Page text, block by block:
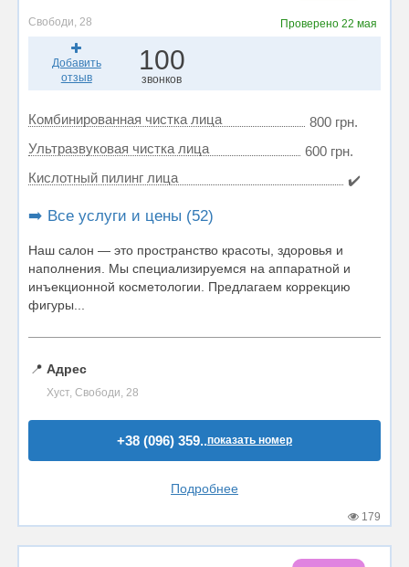
Свободи, 28 Проверено22 мая
Добавить
отзыв
100
звонков
Комбинированная чистка лица
800 грн.
Ультразвуковая чистка лица
600 грн.
Кислотный пилинг лица
✔️
➡️ Все услуги и цены (52)
Наш салон — это пространство красоты, здоровья и
наполнения. Мы специализируемся на аппаратной и
инъекционной косметологии. Предлагаем коррекцию
фигуры...
📍 Адрес
Хуст, Свободи, 28
+38 (096) 359..показать номер
Подробнее
179